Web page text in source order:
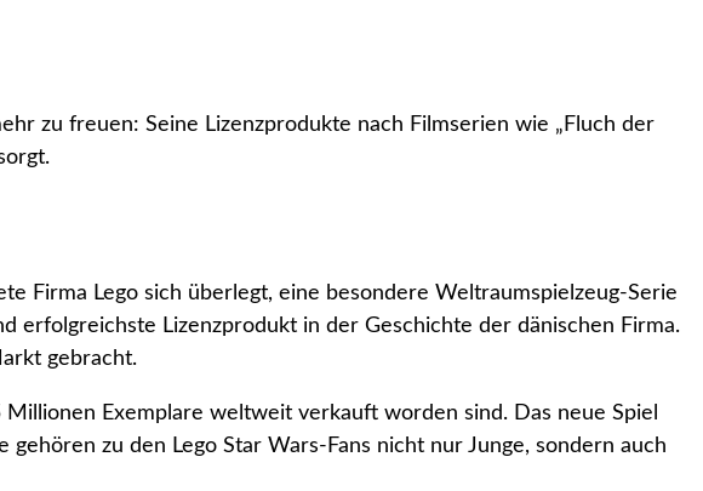
zu freuen: Seine Lizenzprodukte nach Filmserien wie „Fluch der
Firma Lego sich überlegt, eine besondere Weltraumspielzeug-Serie
erfolgreichste Lizenzprodukt in der Geschichte der dänischen Firma.
gebracht.
Exemplare weltweit verkauft worden sind. Das neue Spiel
zu den Lego Star Wars-Fans nicht nur Junge, sondern auch